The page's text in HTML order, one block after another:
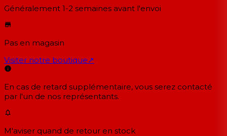
Généralement 1-2 semaines avant l'envoi
Pas en magasin
Visiter notre boutique↗
En cas de retard supplémentaire, vous serez contacté
par l'un de nos représentants.
M'aviser quand de retour en stock